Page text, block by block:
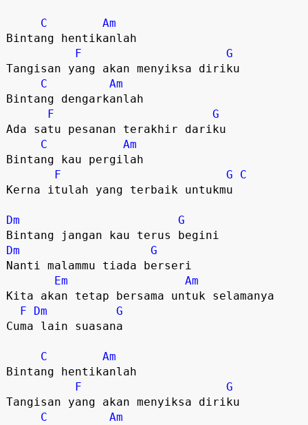
C
Am
Bintang hentikanlah
F
G
Tangisan yang akan menyiksa diriku
C
Am
Bintang dengarkanlah
F
G
Ada satu pesanan terakhir dariku
C
Am
Bintang kau pergilah
F
G
C
Kerna itulah yang terbaik untukmu
Dm
G
Dm
G
Nanti malammu tiada berseri
Em
Am
Kita akan tetap bersama untuk selamanya
F
Dm
G
Cuma lain suasana
C
Am
Bintang hentikanlah
F
G
Tangisan yang akan menyiksa diriku
C
Am